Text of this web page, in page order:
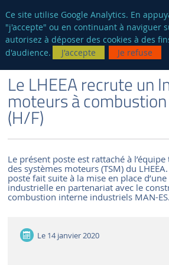
Ce site utilise Google Analytics. En
"j'accepte" ou en continuant à naviguer
autorisez à déposer des cookies à des
d'audience.
J'accepte Je refuse
Le LHEEA recrute un
moteurs à
(H/F)
Le présent poste est rattaché à
des systèmes moteurs (TSM) du
poste fait suite à la mise en place
industrielle en partenariat avec le
combustion interne industriels MAN-ES.
Le 14 janvier 2020